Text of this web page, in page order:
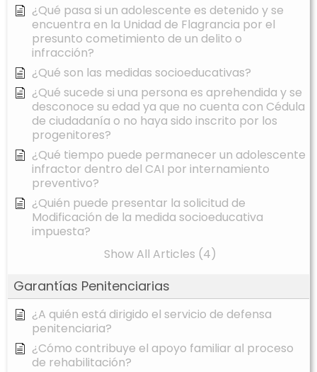
¿Qué pasa si un adolescente es detenido y se
encuentra en la Unidad de Flagrancia por el
presunto cometimiento de un delito o
infracción?
¿Qué son las medidas socioeducativas?
¿Qué sucede si una persona es aprehendida y se
desconoce su edad ya que no cuenta con Cédula
de ciudadanía o no haya sido inscrito por los
progenitores?
¿Qué tiempo puede permanecer un adolescente
infractor dentro del CAI por internamiento
preventivo?
¿Quién puede presentar la solicitud de
Modificación de la medida socioeducativa
impuesta?
Show All Articles (4)
Garantías Penitenciarias
¿A quién está dirigido el servicio de defensa
penitenciaria?
¿Cómo contribuye el apoyo familiar al proceso
de rehabilitación?